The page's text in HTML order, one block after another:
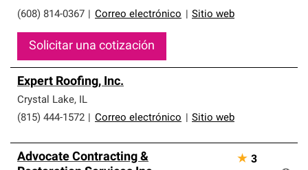
(608) 814-0367 Correo electrónico Sitio web
Solicitar una cotización
Expert Roofing, Inc.
Crystal Lake, IL
(815) 444-1572
Correo electrónico Sitio web
Advocate Contracting &
★ 3